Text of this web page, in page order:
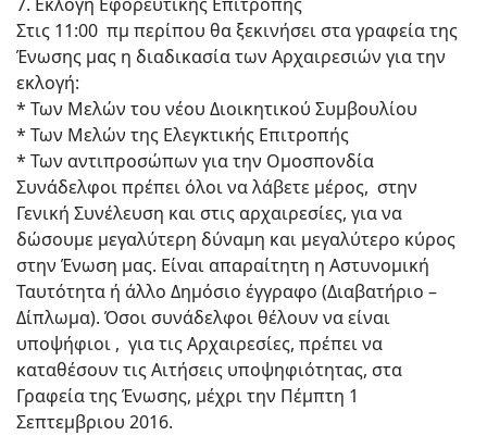
Στις 11:00 πμ περίπου θα ξεκινήσει στα γραφεία της
Ένωσης μας η διαδικασία των Αρχαιρεσιών για την
εκλογή:
* Των Μελών του νέου Διοικητικού Συμβουλίου
* Των Μελών της Ελεγκτικής Επιτροπής
* Των αντιπροσώπων για την Ομοσπονδία
Συνάδελφοι πρέπει όλοι να λάβετε μέρος, στην
Γενική Συνέλευση και στις αρχαιρεσίες, για να
δώσουμε μεγαλύτερη δύναμη και μεγαλύτερο κύρος
στην Ένωση μας. Είναι απαραίτητη η Αστυνομική
Ταυτότητα ή άλλο Δημόσιο έγγραφο (Διαβατήριο –
Δίπλωμα). Όσοι συνάδελφοι θέλουν να είναι
υποψήφιοι , για τις Αρχαιρεσίες, πρέπει να
καταθέσουν τις Αιτήσεις υποψηφιότητας, στα
Γραφεία της Ένωσης, μέχρι την Πέμπτη 1
Σεπτεμβριου 2016.